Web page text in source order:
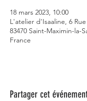
18 mars 2023, 10:00
L'atelier d'Isaaline, 6
83470 Saint-Maximin-la-
France
Partager cet